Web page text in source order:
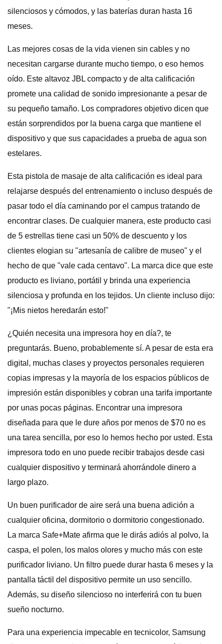
silenciosos y cómodos, y las baterías duran hasta 16
meses.
Las mejores cosas de la vida vienen sin cables y no
necesitan cargarse durante mucho tiempo, o eso hemos
oído. Este altavoz JBL compacto y de alta calificación
promete una calidad de sonido impresionante a pesar de
su pequeño tamaño. Los compradores objetivo dicen que
están sorprendidos por la buena carga que mantiene el
dispositivo y que sus capacidades a prueba de agua son
estelares.
Esta pistola de masaje de alta calificación es ideal para
relajarse después del entrenamiento o incluso después de
pasar todo el día caminando por el campus tratando de
encontrar clases. De cualquier manera, este producto casi
de 5 estrellas tiene casi un 50% de descuento y los
clientes elogian su "artesanía de calibre de museo" y el
hecho de que "vale cada centavo". La marca dice que este
producto es liviano, portátil y brinda una experiencia
silenciosa y profunda en los tejidos. Un cliente incluso dijo:
"¡Mis nietos heredarán esto!"
¿Quién necesita una impresora hoy en día?, te
preguntarás. Bueno, probablemente sí. A pesar de esta era
digital, muchas clases y proyectos personales requieren
copias impresas y la mayoría de los espacios públicos de
impresión están disponibles y cobran una tarifa importante
por unas pocas páginas. Encontrar una impresora
diseñada para que le dure años por menos de $70 no es
una tarea sencilla, por eso lo hemos hecho por usted. Esta
impresora todo en uno puede recibir trabajos desde casi
cualquier dispositivo y terminará ahorrándole dinero a
largo plazo.
Un buen purificador de aire será una buena adición a
cualquier oficina, dormitorio o dormitorio congestionado.
La marca Safe+Mate afirma que le dirás adiós al polvo, la
caspa, el polen, los malos olores y mucho más con este
purificador liviano. Un filtro puede durar hasta 6 meses y la
pantalla táctil del dispositivo permite un uso sencillo.
Además, su diseño silencioso no interferirá con tu buen
sueño nocturno.
Para una experiencia impecable en tecnicolor, Samsung